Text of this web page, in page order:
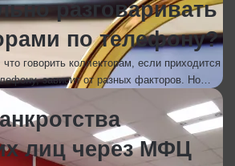
разговаривать
по телефону?
говорить коллекторам, если приходится
зависит от разных факторов. Но…
лиц через МФЦ